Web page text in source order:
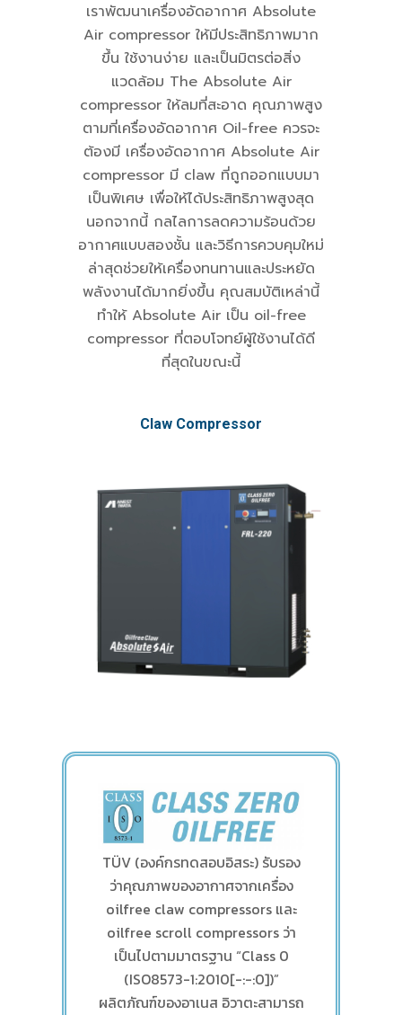
เราพัฒนาเครื่องอัดอากาศ Absolute
Air compressor ให้มีประสิทธิภาพมาก
ขึ้น ใช้งานง่าย และเป็นมิตรต่อสิ่ง
แวดล้อม The Absolute Air
compressor ให้ลมที่สะอาด คุณภาพสูง
ตามที่เครื่องอัดอากาศ Oil-free ควรจะ
ต้องมี เครื่องอัดอากาศ Absolute Air
compressor มี claw ที่ถูกออกแบบมา
เป็นพิเศษ เพื่อให้ได้ประสิทธิภาพสูงสุด
นอกจากนี้ กลไลการลดความร้อนด้วย
อากาศแบบสองชั้น และวิธีการควบคุมใหม่
ล่าสุดช่วยให้เครื่องทนทานและประหยัด
พลังงานได้มากยิ่งขึ้น คุณสมบัติเหล่านี้
ทำให้ Absolute Air เป็น oil-free
compressor ที่ตอบโจทย์ผู้ใช้งานได้ดี
ที่สุดในขณะนี้
Claw Compressor
TÜV (องค์กรทดสอบอิสระ) รับรอง
ว่าคุณภาพของอากาศจากเครื่อง
oilfree claw compressors และ
oilfree scroll compressors ว่า
เป็นไปตามมาตรฐาน “Class 0
(ISO8573-1:2010[-:-:0])”
ผลิตภัณฑ์ของอาเนส อิวาตะสามารถ